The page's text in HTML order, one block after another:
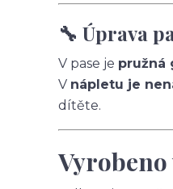
🔧 Úprava
V pase je pružná
V nápletu je
dítěte.
Vyrobeno